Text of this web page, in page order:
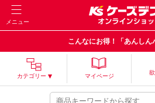
メニュー
こんなにお得！「あんしん
カテゴリー マイページ